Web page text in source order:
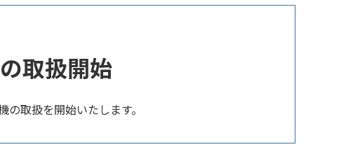
取扱開始
取扱を開始いたします。